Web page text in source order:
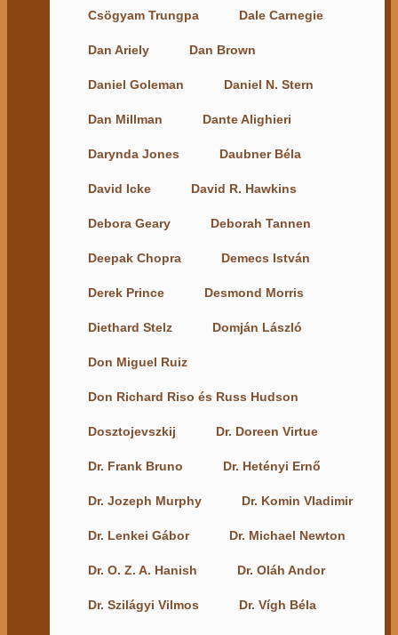
Csögyam Trungpa Dale Carnegie
Dan Ariely Dan Brown
Daniel Goleman Daniel N. Stern
Dan Millman Dante Alighieri
Darynda Jones Daubner Béla
David Icke David R. Hawkins
Debora Geary Deborah Tannen
Deepak Chopra Demecs István
Derek Prince Desmond Morris
Diethard Stelz Domján László
Don Miguel Ruiz
Don Richard Riso és Russ Hudson
Dosztojevszkij Dr. Doreen Virtue
Dr. Frank Bruno Dr. Hetényi Ernő
Dr. Jozeph Murphy Dr. Komin Vladimir
Dr. Lenkei Gábor Dr. Michael Newton
Dr. O. Z. A. Hanish Dr. Oláh Andor
Dr. Szilágyi Vilmos Dr. Vígh Béla